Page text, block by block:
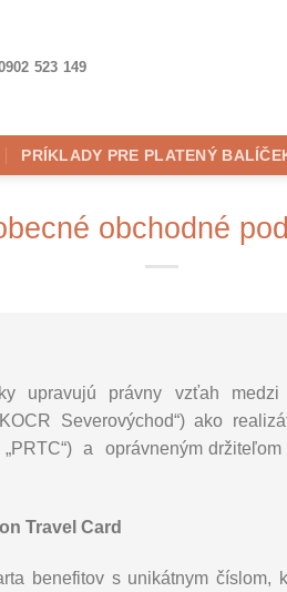
523 149
PRÍKLADY PRE PLATENÝ
obchodné
upravujú právny vzťah
Severovýchod“) ako
a oprávneným
Travel Card
benefitov s unikátnym číslom,